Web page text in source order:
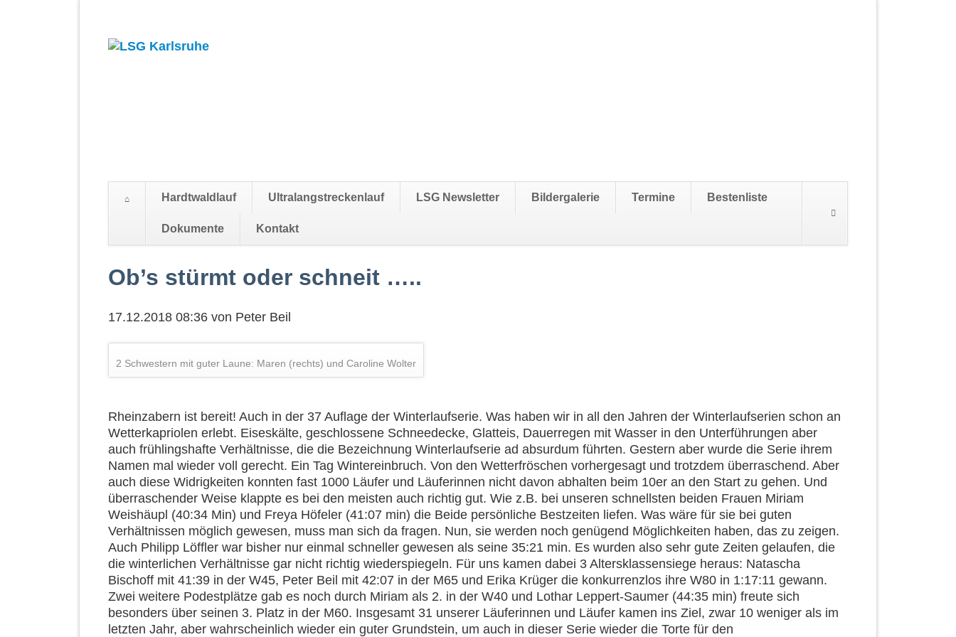
überspringen
Hardtwaldlauf Ultralangstreckenlauf LSG Newsletter Bildergalerie Termine Bestenliste
Dokumente Kontakt
überspringen
Ob’s stürmt oder schneit …..
17.12.2018 08:36 von Peter Beil
2 Schwestern mit guter Laune: Maren (rechts) und Caroline Wolter
Rheinzabern ist bereit! Auch in der 37 Auflage der Winterlaufserie. Was haben wir in all den Jahren der Winterlaufserien schon an
Wetterkapriolen erlebt. Eiseskälte, geschlossene Schneedecke, Glatteis, Dauerregen mit Wasser in den Unterführungen aber
auch frühlingshafte Verhältnisse, die die Bezeichnung Winterlaufserie ad absurdum führten. Gestern aber wurde die Serie ihrem
Namen mal wieder voll gerecht. Ein Tag Wintereinbruch. Von den Wetterfröschen vorhergesagt und trotzdem überraschend. Aber
auch diese Widrigkeiten konnten fast 1000 Läufer und Läuferinnen nicht davon abhalten beim 10er an den Start zu gehen. Und
überraschender Weise klappte es bei den meisten auch richtig gut. Wie z.B. bei unseren schnellsten beiden Frauen Miriam
Weishäupl (40:34 Min) und Freya Höfeler (41:07 min) die Beide persönliche Bestzeiten liefen. Was wäre für sie bei guten
Verhältnissen möglich gewesen, muss man sich da fragen. Nun, sie werden noch genügend Möglichkeiten haben, das zu zeigen.
Auch Philipp Löffler war bisher nur einmal schneller gewesen als seine 35:21 min. Es wurden also sehr gute Zeiten gelaufen, die
die winterlichen Verhältnisse gar nicht richtig wiederspiegeln. Für uns kamen dabei 3 Altersklassensiege heraus: Natascha
Bischoff mit 41:39 in der W45, Peter Beil mit 42:07 in der M65 und Erika Krüger die konkurrenzlos ihre W80 in 1:17:11 gewann.
Zwei weitere Podestplätze gab es noch durch Miriam als 2. in der W40 und Lothar Leppert-Saumer (44:35 min) freute sich
besonders über seinen 3. Platz in der M60. Insgesamt 31 unserer Läuferinnen und Läufer kamen ins Ziel, zwar 10 weniger als im
letzten Jahr, aber wahrscheinlich wieder ein guter Grundstein, um auch in dieser Serie wieder die Torte für den